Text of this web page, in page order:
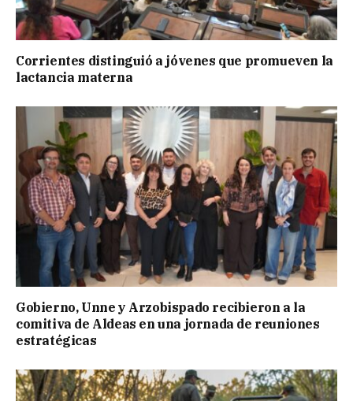
Corrientes distinguió a jóvenes que promueven la
lactancia materna
Gobierno, Unne y Arzobispado recibieron a la
comitiva de Aldeas en una jornada de reuniones
estratégicas